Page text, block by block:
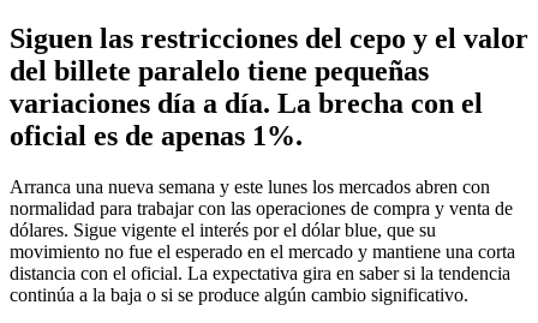
Siguen las restricciones del cepo y el valor
del billete paralelo tiene pequeñas
variaciones día a día. La brecha con el
oficial es de apenas 1%.
Arranca una nueva semana y este lunes los mercados abren con
normalidad para trabajar con las operaciones de compra y venta de
dólares. Sigue vigente el interés por el dólar blue, que su
movimiento no fue el esperado en el mercado y mantiene una corta
distancia con el oficial. La expectativa gira en saber si la tendencia
continúa a la baja o si se produce algún cambio significativo.